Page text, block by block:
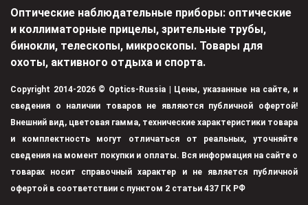
Оптические наблюдательные приборы: оптические
и коллиматорные прицелы, зрительные трубы,
бинокли, телескопы, микроскопы. Товары для
охоты, активного отдыха и спорта.
Copyright 2014-2026 © Optics-Russia | Цены, указанные на сайте, и
сведения о наличии товаров не являются публичной офертой!
Внешний вид, цветовая гамма, технические характеристики товара
и комплектность могут отличаться от реальных, уточняйте
сведения на момент покупки и оплаты. Вся информация на сайте о
товарах носит справочный характер и не является публичной
офертой в соответствии с пунктом 2 статьи 437 ГК РФ